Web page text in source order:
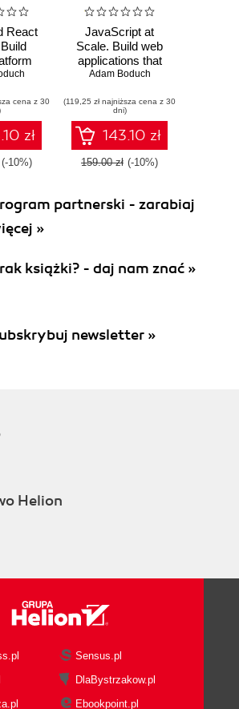
React
apps
web
cena z 30
zł
(-10%)
JavaScript at
Scale. Build web
applications that
last, with scaling
front-line of
JavaScript
development
Adam Boduch
(119,25 zł najniższa cena z 30
dni)
143.10 zł
159.00 zł (-10%)
partnerski - zarabiaj
»
książki? - daj nam znać »
newsletter »
Helion
Sensus.pl
DlaBystrzakow.pl
Ebookpoint.pl